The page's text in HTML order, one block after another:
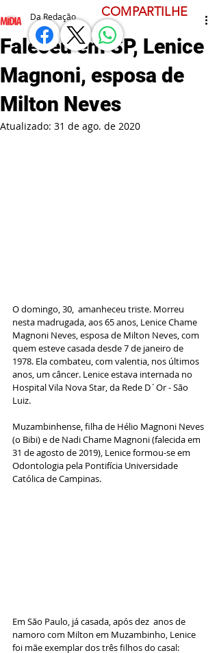
Faleceu em SP, Lenice
Magnoni, esposa de
Milton Neves
Da Redação
Atualizado: 31 de ago. de 2020
O domingo, 30,  amanheceu triste. Morreu
nesta madrugada, aos 65 anos, Lenice Chame
Magnoni Neves, esposa de Milton Neves, com
quem esteve casada desde 7 de janeiro de
1978. Ela combateu, com valentia, nos últimos
anos, um câncer. Lenice estava internada no
Hospital Vila Nova Star, da Rede D´Or - São
Luiz.
Muzambinhense, filha de Hélio Magnoni Neves
(o Bibi) e de Nadi Chame Magnoni (falecida em
31 de agosto de 2019), Lenice formou-se em
Odontologia pela Pontifícia Universidade
Católica de Campinas.
Em São Paulo, já casada, após dez  anos de
namoro com Milton em Muzambinho, Lenice
foi mãe exemplar dos três filhos do casal:
COMPARTILHE